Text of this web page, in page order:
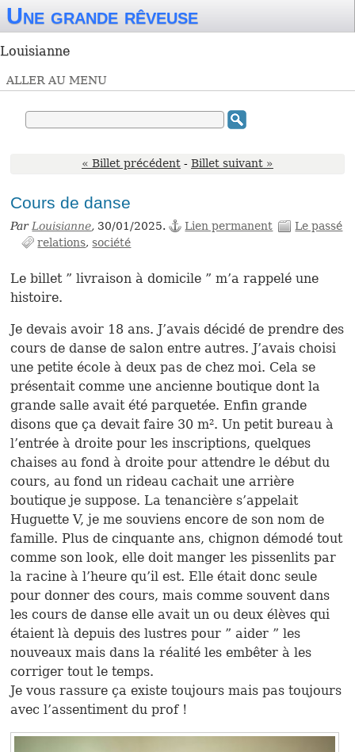
Une grande rêveuse
Louisianne
ALLER AU MENU
« Billet précédent - Billet suivant »
Cours de danse
ParLouisianne, 30/01/2025. Lien permanent
Le passé
relations société
Le billet ” livraison à domicile ” m’a rappelé une
histoire.
Je devais avoir 18 ans. J’avais décidé de prendre des
cours de danse de salon entre autres. J’avais choisi
une petite école à deux pas de chez moi. Cela se
présentait comme une ancienne boutique dont la
grande salle avait été parquetée. Enfin grande
disons que ça devait faire 30 m². Un petit bureau à
l’entrée à droite pour les inscriptions, quelques
chaises au fond à droite pour attendre le début du
cours, au fond un rideau cachait une arrière
boutique je suppose. La tenancière s’appelait
Huguette V, je me souviens encore de son nom de
famille. Plus de cinquante ans, chignon démodé tout
comme son look, elle doit manger les pissenlits par
la racine à l’heure qu’il est. Elle était donc seule
pour donner des cours, mais comme souvent dans
les cours de danse elle avait un ou deux élèves qui
étaient là depuis des lustres pour ” aider ” les
nouveaux mais dans la réalité les embêter à les
corriger tout le temps.
Je vous rassure ça existe toujours mais pas toujours
avec l’assentiment du prof !